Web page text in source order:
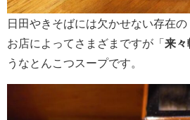
日田やきそばには欠かせない存在の
お店によってさまざまですが「 来々
うなとんこつスープです。